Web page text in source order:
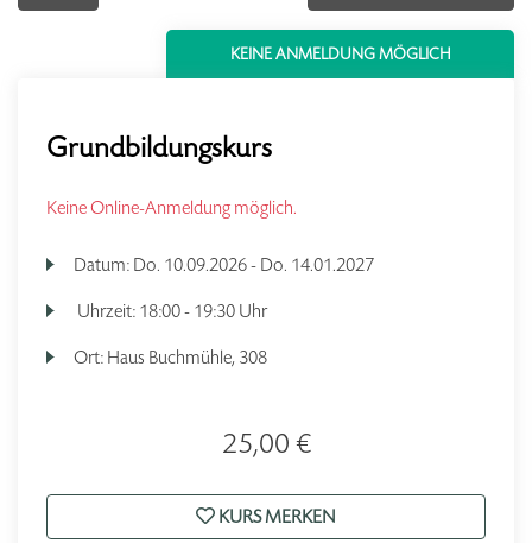
KEINE ANMELDUNG MÖGLICH
Grundbildungskurs
Keine Online-Anmeldung möglich.
Datum: Do. 10.09.2026 - Do. 14.01.2027
Uhrzeit: 18:00 - 19:30 Uhr
Ort: Haus Buchmühle, 308
25,00 €
KURS MERKEN